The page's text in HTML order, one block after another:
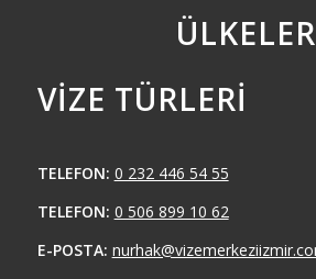
ÜLKELER
VIZE TÜRLERI
TELEFON: 0 232 446 54 55
TELEFON: 0 506 899 10 62
E-POSTA: